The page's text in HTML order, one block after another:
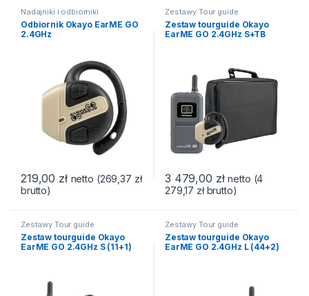
Nadajniki i odbiorniki
Odbiornik Okayo EarME GO
2.4GHz
219,00 zł netto (269,37 zł
brutto)
Zestawy Tour guide
Zestaw tourguide Okayo
EarME GO 2.4GHz S+TB
3 479,00 zł netto (4
279,17 złbrutto)
Zestawy Tour guide
Zestaw tourguide Okayo
EarME GO 2.4GHz S (11+1)
Zestawy Tour guide
Zestaw tourguide Okayo
EarME GO 2.4GHz L (44+2)